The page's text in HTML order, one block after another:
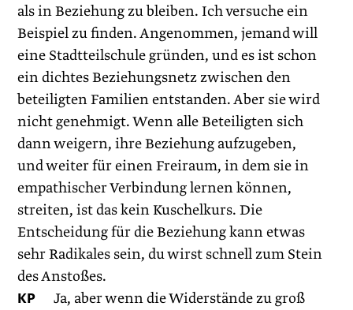
als in Beziehung zu bleiben. Ich versuche ein
Beispiel zu finden. Angenommen, jemand will
eine Stadtteilschule gründen, und es ist schon
ein dichtes Beziehungsnetz zwischen den
beteiligten Familien entstanden. Aber sie wird
nicht genehmigt. Wenn alle Beteiligten sich
dann weigern, ihre Beziehung aufzugeben,
und weiter für einen Freiraum, in dem sie in
empathischer Verbindung lernen können,
streiten, ist das kein Kuschelkurs. Die
Entscheidung für die Beziehung kann etwas
sehr Radikales sein, du wirst schnell zum Stein
des Anstoßes.
KP Ja, aber wenn die Widerstände zu groß